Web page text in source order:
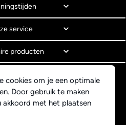
cookies om je een optimale
Door gebruik te maken
met het plaatsen
service
producten
Afro Indian Market
voorwaarden
Solutions